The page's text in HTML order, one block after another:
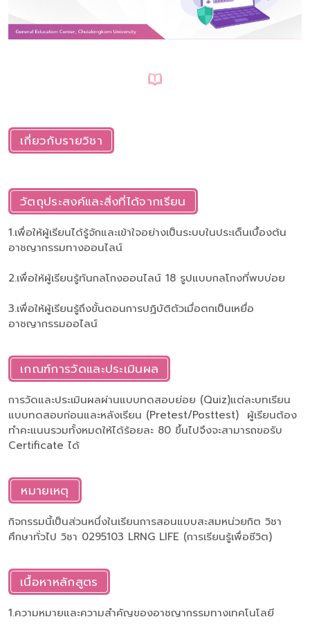
เกี่ยวกับรายวิชา
วัตถุประสงค์และสิ่งที่ได้จากเรียน
1.เพื่อให้ผู้เรียนได้รู้จักและเข้าใจอย่างเป็นระบบในประเด็นเบื้องต้น
อาชญากรรมทางออนไลน์
2.เพื่อให้ผู้เรียนรู้ทันกลโกงออนไลน์ 18 รูปแบบกลโกงที่พบบ่อย
3.เพื่อให้ผู้เรียนรู้ถึงขั้นตอนการปฏิบัติตัวเมื่อตกเป็นเหยื่อ
อาชญากรรมออไลน์
เกณฑ์การวัดและประเมินผล
การวัดและประเมินผลผ่านแบบทดสอบย่อย (Quiz)แต่ละบทเรียน
แบบทดสอบก่อนและหลังเรียน (Pretest/Posttest) ผู้เรียนต้อง
ทำคะแนนรวมทั้งหมดให้ได้ร้อยละ 80 ขึ้นไปจึงจะสามารถขอรับ
Certificate ได้
หมายเหตุ
กิจกรรมนี้เป็นส่วนหนึ่งในเรียนการสอนแบบสะสมหน่วยกิต วิชา
ศึกษาทั่วไป วิชา 0295103 LRNG LIFE (การเรียนรู้เพื่อชีวิต)
เนื้อหาหลักสูตร
1.ความหมายและความสำคัญของอาชญากรรมทางเทคโนโลยี